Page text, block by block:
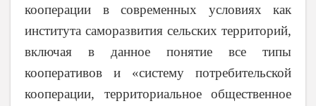
кооперации в современных условиях как
института саморазвития сельских территорий,
включая в данное понятие все типы
кооперативов и «систему потребительской
кооперации, территориальное общественное